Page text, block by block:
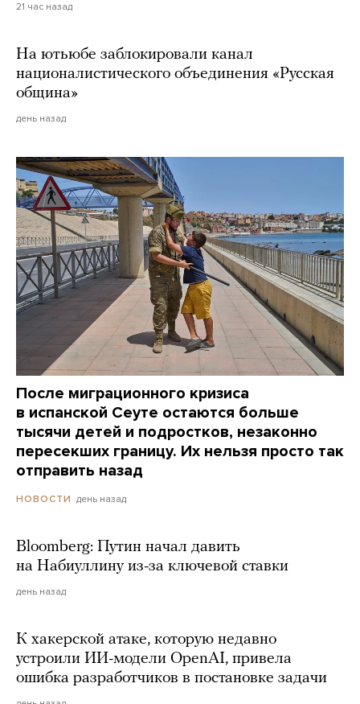
21 час назад
На ютьюбе заблокировали канал
националистического объединения «Русская
община»
день назад
После миграционного кризиса
в испанской Сеуте остаются больше
тысячи детей и подростков, незаконно
пересекших границу. Их нельзя просто так
отправить назад
НОВОСТИ день назад
Bloomberg: Путин начал давить
на Набиуллину из-за ключевой ставки
день назад
К хакерской атаке, которую недавно
устроили ИИ-модели OpenAI, привела
ошибка разработчиков в постановке задачи